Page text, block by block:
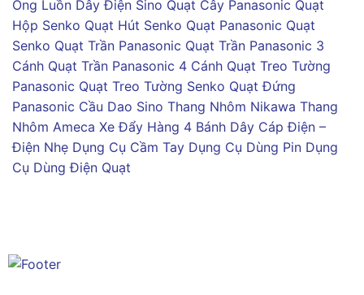
Ống Luồn Dây Điện Sino Quạt Cây Panasonic Quạt
Hộp Senko Quạt Hút Senko Quạt Panasonic Quạt
Senko Quạt Trần Panasonic Quạt Trần Panasonic 3
Cánh Quạt Trần Panasonic 4 Cánh Quạt Treo Tường
Panasonic Quạt Treo Tường Senko Quạt Đứng
Panasonic Cầu Dao Sino Thang Nhôm Nikawa Thang
Nhôm Ameca Xe Đẩy Hàng 4 Bánh Dây Cáp Điện –
Điện Nhẹ Dụng Cụ Cầm Tay Dụng Cụ Dùng Pin Dụng
Cụ Dùng Điện Quạt